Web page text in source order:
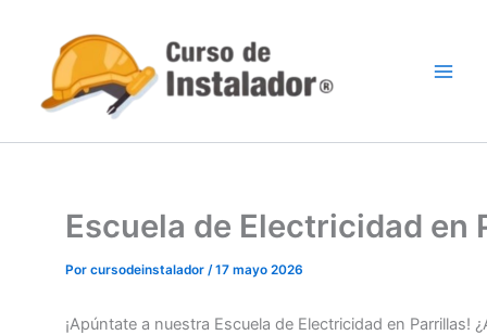
contenido
Escuela de Electricidad en
Por cursodeinstalador /17 mayo 2026
¡Apúntate a nuestra Escuela de Electricidad en Parrillas!